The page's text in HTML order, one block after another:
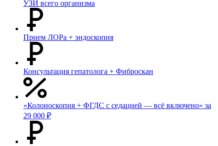
УЗИ всего организма
Прием ЛОРа + эндоскопия
Консультация гепатолога + Фиброскан
«Колоноскопия + ФГДС с седацией — всё включено» за
29 000 ₽